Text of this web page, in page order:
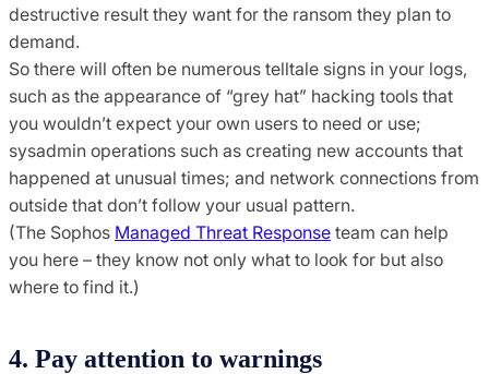
destructive result they want for the ransom they plan to
demand.
So there will often be numerous telltale signs in your logs,
such as the appearance of “grey hat” hacking tools that
you wouldn’t expect your own users to need or use;
sysadmin operations such as creating new accounts that
happened at unusual times; and network connections from
outside that don’t follow your usual pattern.
(The Sophos Managed Threat Response team can help
you here – they know not only what to look for but also
where to find it.)
4. Pay attention to warnings